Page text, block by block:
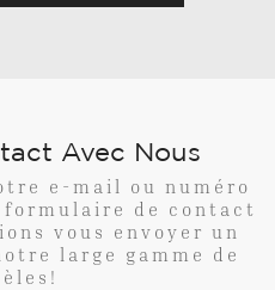
Avec Nous
e-mail ou numéro
formulaire de contact
vous envoyer un
large gamme de